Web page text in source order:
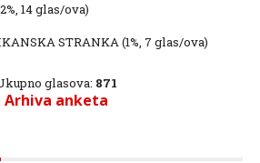
14 glas/ova)
STRANKA(1%, 7 glas/ova)
glasova: 871
Arhiva anketa